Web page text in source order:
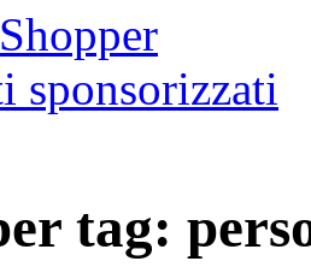
sponsorizzati
tag: